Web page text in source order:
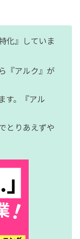
化』していま
『アルク』が
す。『アル
とりあえずや